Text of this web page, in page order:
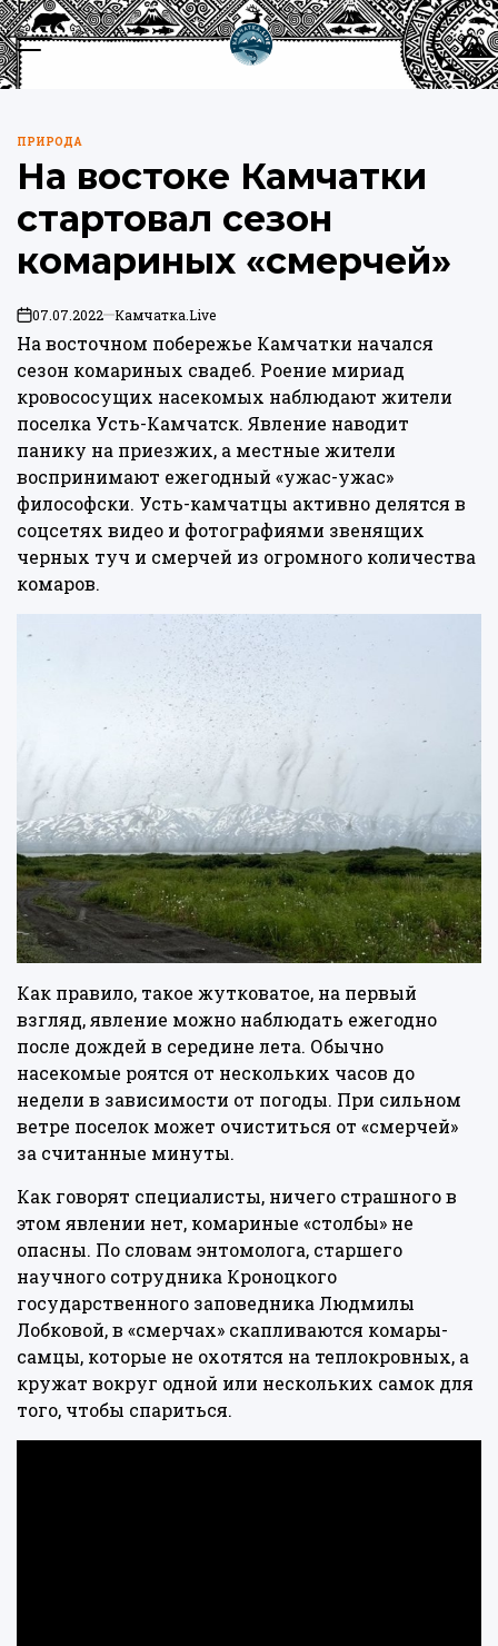
Перейти
к
содержимому
Меню
ОПУБЛИКОВАНО
В
ПРИРОДА
На востоке Камчатки
стартовал сезон
комариных «смерчей»
on07.07.2022 Камчатка.Live
На восточном побережье Камчатки начался
сезон комариных свадеб. Роение мириад
кровососущих насекомых наблюдают жители
поселка Усть-Камчатск. Явление наводит
панику на приезжих, а местные жители
воспринимают ежегодный «ужас-ужас»
философски. Усть-камчатцы активно делятся в
соцсетях видео и фотографиями звенящих
черных туч и смерчей из огромного количества
комаров.
Как правило, такое жутковатое, на первый
взгляд, явление можно наблюдать ежегодно
после дождей в середине лета. Обычно
насекомые роятся от нескольких часов до
недели в зависимости от погоды. При сильном
ветре поселок может очиститься от «смерчей»
за считанные минуты.
Как говорят специалисты, ничего страшного в
этом явлении нет, комариные «столбы» не
опасны. По словам энтомолога, старшего
научного сотрудника Кроноцкого
государственного заповедника Людмилы
Лобковой, в «смерчах» скапливаются комары-
самцы, которые не охотятся на теплокровных, а
кружат вокруг одной или нескольких самок для
того, чтобы спариться.